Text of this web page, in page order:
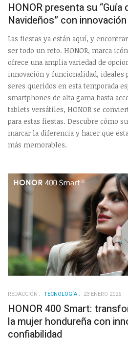
HONOR presenta su “Guía
Navideños” con
Las fiestas ya están aquí, y
ser todo un reto. HONOR, marca
ofrece una amplia variedad de
innovación y funcionalidad, ideales
seres queridos en esta temporada
smartphones de alta gama hasta
tablets versátiles, HONOR se
para estas fiestas. Descubre cómo
marcar la diferencia y hacer que
más memorables.
REDACCIÓN TECNOLOGÍA 23 ENERO 2026
HONOR 400 Smart:
la mujer hondureña con
confiabilidad